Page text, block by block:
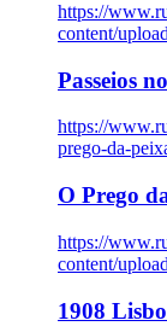
https://
content/
Passeios
https://
prego-da-
O Prego
https://
content/
1908